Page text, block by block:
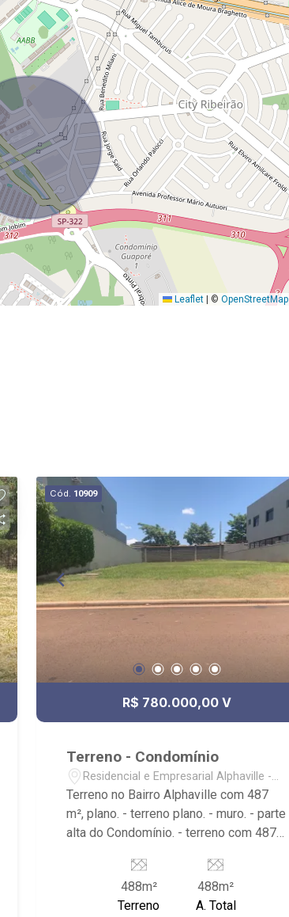
Leaflet © OpenStreetMap
Cód. 10909
R$ 780.000,00 V
Terreno - Condomínio
Residencial e Empresarial Alphaville -
Ribeirão Preto/SP
Terreno no Bairro Alphaville com 487
m², plano. - terreno plano. - muro. - parte
alta do Condomínio. - terreno com 487
clube privativo. Ribeirão Imóveis, uma
imobiliária com mais de 28 anos de
experiência e uma nova forma de fazer
488m²
Terreno
488m²
A. Total